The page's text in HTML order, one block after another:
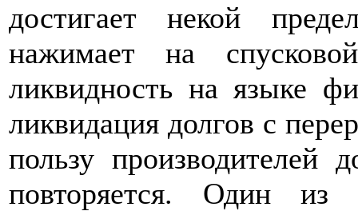
достигает некой
нажимает на
ликвидность на языке
ликвидация долгов с
пользу производителей
повторяется. Один